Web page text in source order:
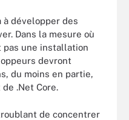
développer des
Dans la mesure où
pas une installation
devront
du moins en partie,
.Net Core.
de concentrer